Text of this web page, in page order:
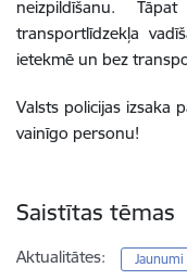
neizpildīšanu.
transportlīdzekļa
ietekmē un bez
Valsts policijas izsaka
vainīgo personu!
Saistītas tēmas
Aktualitātes: Jaunumi